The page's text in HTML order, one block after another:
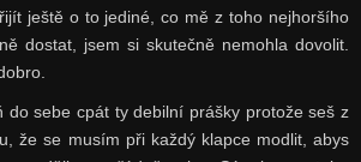
ještě o to jediné, co mě z toho nejhoršího
dostat, jsem si skutečně nemohla dovolit.
do sebe cpát ty debilní prášky protože seš z
že se musím při každý klapce modlit, abys